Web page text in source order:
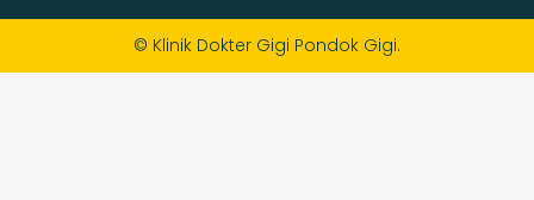
© Klinik Dokter Gigi Pondok Gigi.